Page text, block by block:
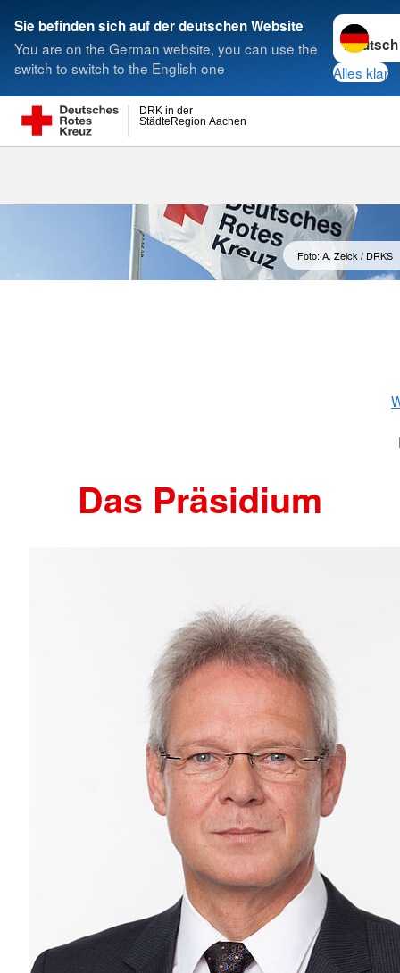
Sie befinden sich auf der deutschen Website
You are on the German website, you can use the
switch to switch to the English one
Sprache
Alles klar
StädteRegion Aachen
DRK in der
Suche
Foto: A. Zelck / DRKS
Das Präsidium